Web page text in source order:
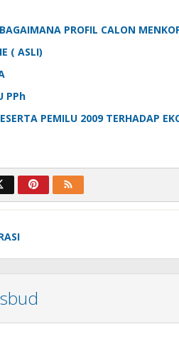
PROFIL CALON
( ASLI)
PPh
PEMILU 2009 TERHADAP